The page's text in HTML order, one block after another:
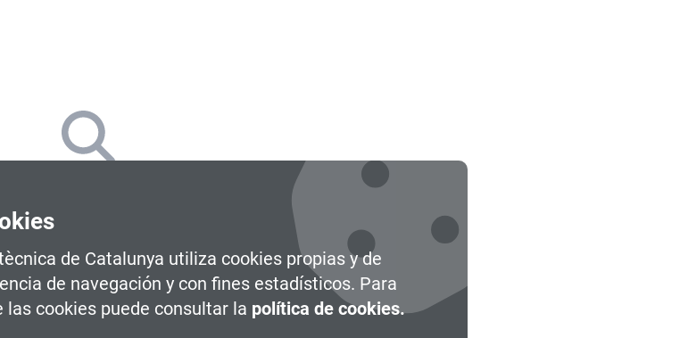
de Catalunya utiliza cookies propias y de
de navegación y con fines estadísticos. Para
cookies puede consultar la política de cookies.
que coincidan con los filtros seleccionados
los filtros para encontrar más opciones
Limpiar todos los filtros